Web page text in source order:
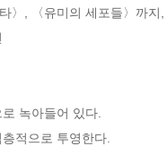
〉, 〈유미의 세포들〉까지,
녹아들어 있다.
적으로 투영한다.